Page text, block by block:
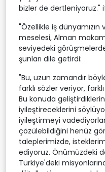
bizler de dertleniyoruz."
"Özellikle iş dünyamızın
meselesi, Alman
seviyedeki
şunları dile getirdi:
"Bu, uzun zamandır
farklı sözler veriyor,
Bu konuda
iyileştireceklerini
iyileştirmeyi
çözülebildiğini henüz
taleplerimizde,
ediyoruz. Önümüzdeki
Türkiye'deki